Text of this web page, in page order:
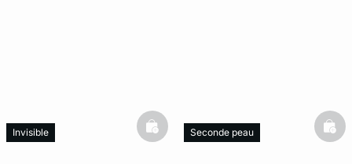
Invisible basketfullSeconde peau